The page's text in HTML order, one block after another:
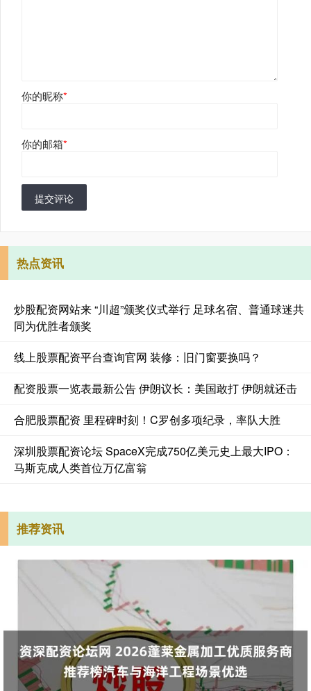
你的昵称*
你的邮箱*
提交评论
热点资讯
炒股配资网站来 “川超”颁奖仪式举行 足球名宿、普通球迷共
同为优胜者颁奖
线上股票配资平台查询官网 装修：旧门窗要换吗？
配资股票一览表最新公告 伊朗议长：美国敢打 伊朗就还击
合肥股票配资 里程碑时刻！C罗创多项纪录，率队大胜
深圳股票配资论坛 SpaceX完成750亿美元史上最大IPO：
马斯克成人类首位万亿富翁
推荐资讯